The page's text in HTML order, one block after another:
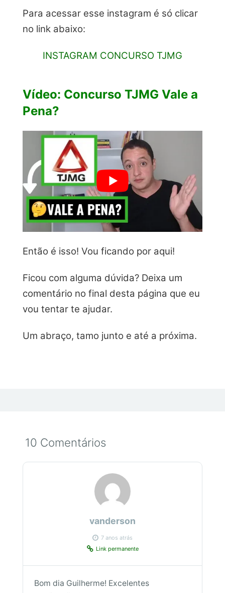
Para acessar esse instagram é só clicar
no link abaixo:
INSTAGRAM CONCURSO TJMG
Vídeo: Concurso TJMG Vale a
Pena?
Então é isso! Vou ficando por aqui!
Ficou com alguma dúvida? Deixa um
comentário no final desta página que eu
vou tentar te ajudar.
Um abraço, tamo junto e até a próxima.
10 Comentários
vanderson
7 anos atrás
Link permanente
Bom dia Guilherme! Excelentes